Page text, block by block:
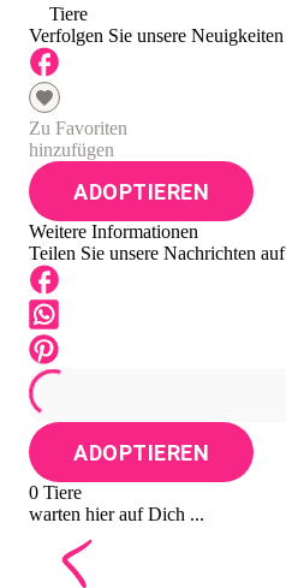
Tiere
Verfolgen Sie unsere
Zu Favoriten
hinzufügen
ADOPTIEREN
Weitere Informationen
Teilen Sie unsere Nachrichten auf
ADOPTIEREN
0 Tiere
warten hier auf Dich ...